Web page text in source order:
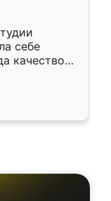
себе
качеством
уже почти